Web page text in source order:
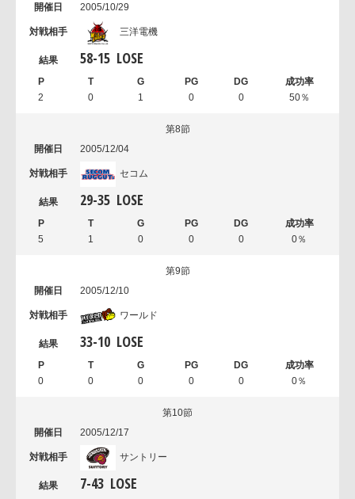
2005/10/29
三洋電機
58-15 LOSE
2 0 1 0 0 50％
第8節
2005/12/04
セコム
29-35 LOSE
5 1 0 0 0 0％
第9節
2005/12/10
ワールド
33-10 LOSE
0 0 0 0 0 0％
第10節
2005/12/17
サントリー
7-43 LOSE